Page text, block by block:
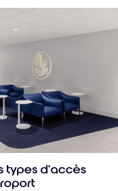
d’accès